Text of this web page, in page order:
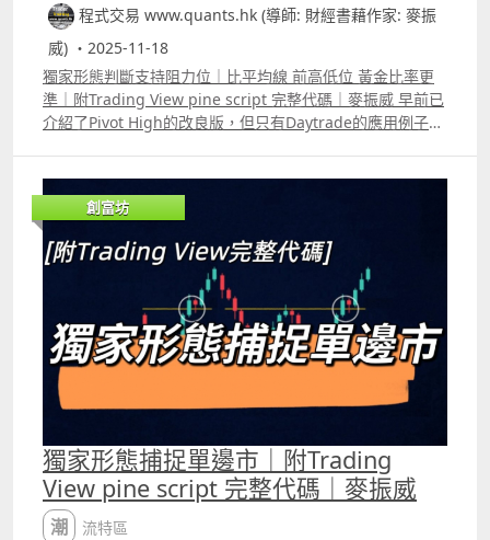
程式交易 www.quants.hk (導師: 財經書藉作家: 麥振
威) ・2025-11-18
獨家形態判斷支持阻力位｜比平均線 前高低位 黃金比率更
準｜附Trading View pine script 完整代碼｜麥振威 早前已
介紹了Pivot High的改良版，但只有Daytrade的應用例子，
前高低位等更好。Patreon 及YouTube高級會員版本的留言
區有完整代碼。
創富坊
獨家形態捕捉單邊市｜附Trading
View pine script 完整代碼｜麥振威
潮流特區